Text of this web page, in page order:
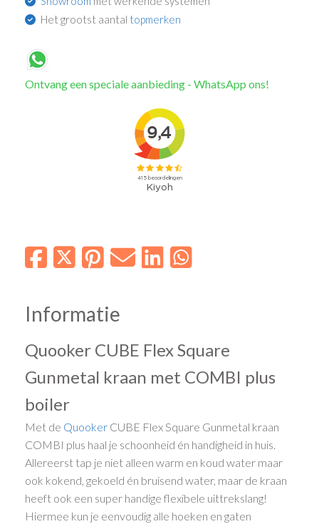
Het grootst aantal topmerken
Ontvang een speciale aanbieding - WhatsApp ons!
Informatie
Quooker CUBE Flex Square
Gunmetal kraan met COMBI plus
boiler
Met de Quooker CUBE Flex Square Gunmetal kraan
COMBI plus haal je schoonheid én handigheid in huis.
Allereerst tap je niet alleen warm en koud water maar
ook kokend, gekoeld én bruisend water, maar de kraan
heeft ook een super handige flexibele uittrekslang!
Hiermee kun je eenvoudig alle hoeken en gaten